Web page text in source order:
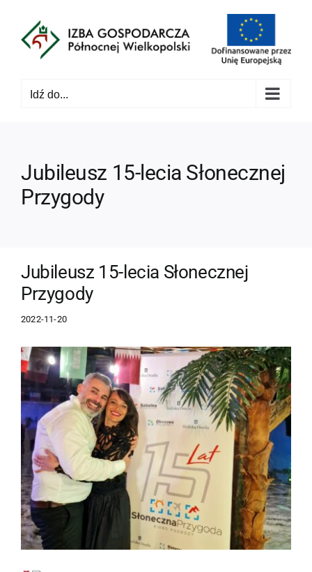
zawartości
Idź do...
Jubileusz 15-lecia Słonecznej
Przygody
Jubileusz 15-lecia Słonecznej
Przygody
2022-11-20
Pokaż
większy
obrazek